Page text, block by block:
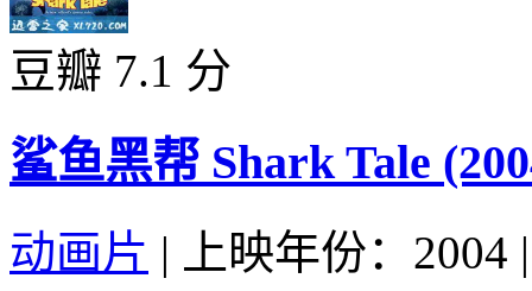
豆瓣 7.1 分
鲨鱼黑帮 Shark Tale
动画片 | 上映年份：2004 |